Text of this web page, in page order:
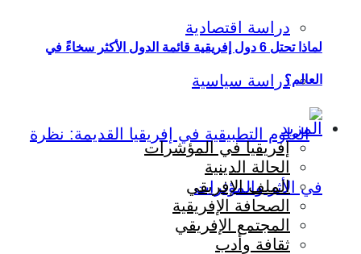
دراسة اقتصادية
دراسة سياسية
لماذا تحتل 6 دول إفريقية قائمة الدول الأكثر سخاءً في
العالم؟
المزيد
إفريقيا في المؤشرات
الحالة الدينية
الملف الإفريقي
الصحافة الإفريقية
المجتمع الإفريقي
ثقافة وأدب